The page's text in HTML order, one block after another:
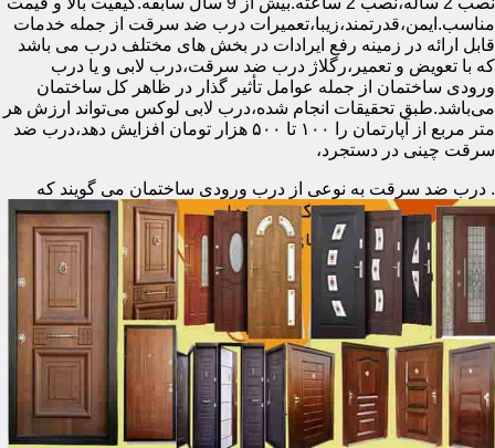
مناسب.ایمن،قدرتمند،زیبا،تعمیرات درب ضد سرقت از جمله خدمات
قابل ارائه در زمینه رفع ایرادات در بخش های مختلف درب می باشد
که با تعویض و تعمیر،رگلاژ درب ضد سرقت،درب لابی و یا درب
ورودی ساختمان از جمله عوامل تأثیر گذار در ظاهر کل ساختمان
می‌باشد.طبق تحقیقات انجام شده،درب لابی لوکس می‌تواند ارزش هر
متر مربع از آپارتمان را ۱۰۰ تا ۵۰۰ هزار تومان افزایش دهد،درب ضد
سرقت چینی در دستجرد،
. درب ضد سرقت به نوعی از درب ورودی ساختمان می گویند که